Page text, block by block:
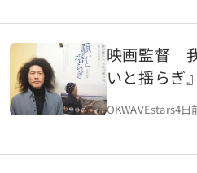
映画監督
いと揺らぎ
カイブ｜
OKWAVEstars4日